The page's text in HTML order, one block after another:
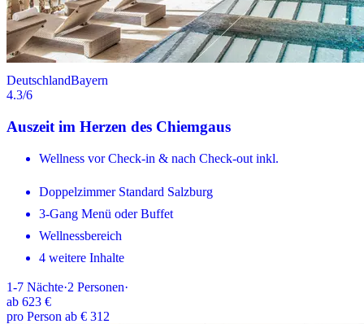
DeutschlandBayern
4.3/6
Auszeit im Herzen des Chiemgaus
Wellness vor Check-in & nach Check-out inkl.
Doppelzimmer Standard Salzburg
3-Gang Menü oder Buffet
Wellnessbereich
4 weitere Inhalte
1-7 Nächte·2 Personen·
ab 623 €
pro Person ab € 312